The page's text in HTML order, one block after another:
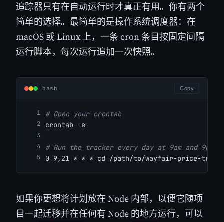
追踪器只有在自动运行时才真正有用。你有两个
简单的选择。最简单的是操作系统调度器：在
macOS 或 Linux 上，一条 cron 条目按固定间隔
运行脚本，每次运行追加一次快照。
bash Copy
# Open your crontab
crontab -e
# Run the tracker every day at 9am and 9pm
0 9,21 * * * cd /path/to/wayfair-price-
如果你更想将计划放在 Node 内部，以便它随项
目一起迁移并在任何有 Node 的地方运行，可以